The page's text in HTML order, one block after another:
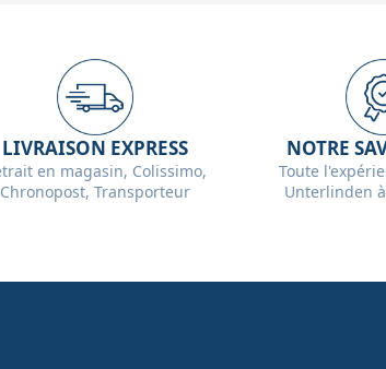
LIVRAISON EXPRESS
en magasin, Colissimo,
Chronopost, Transporteur
NOTRE
Toute
Unterlinden